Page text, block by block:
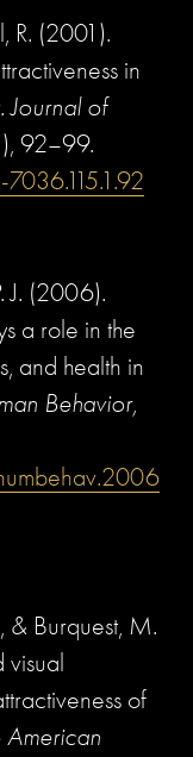
R. (2001).
in
Journal of
J. (2006).
a role in the
and health in
Behavior,
& Burquest, M.
of
American